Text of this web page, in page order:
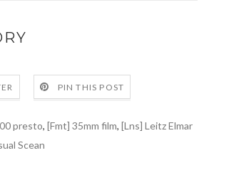
PIN THIS POST
presto, [Fmt] 35mm film, [Lns] Leitz Elmar
Scean